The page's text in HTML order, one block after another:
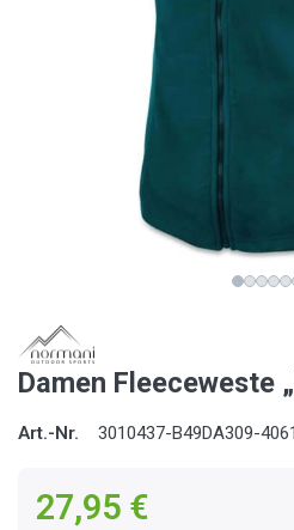
Damen Fleeceweste
Art.-Nr. 3010437-B49DA309-
27,95 €